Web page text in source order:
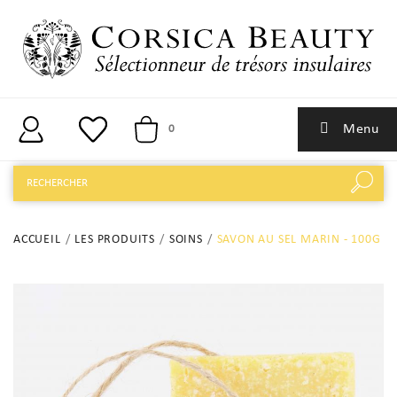
0 Menu
ACCUEIL LES PRODUITS SOINS SAVON AU SEL MARIN - 100G